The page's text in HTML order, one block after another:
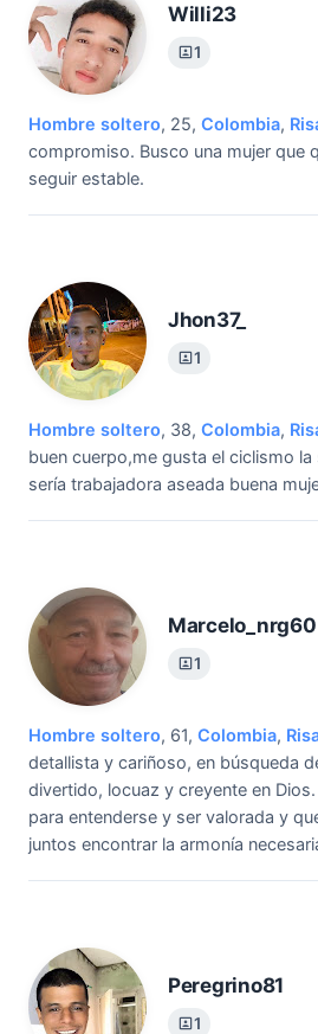
Willi23
1
Hombre soltero, 25, Colombia,
compromiso. Busco una mujer que
seguir estable.
Jhon37_
1
Hombre soltero, 38, Colombia,
buen cuerpo,me gusta el ciclismo
sería trabajadora aseada buena
Marcelo_nrg60
1
Hombre soltero, 61, Colombia,
detallista y cariñoso, en búsqueda
divertido, locuaz y creyente en Dios.
para entenderse y ser valorada y
juntos encontrar la armonía
Peregrino81
1